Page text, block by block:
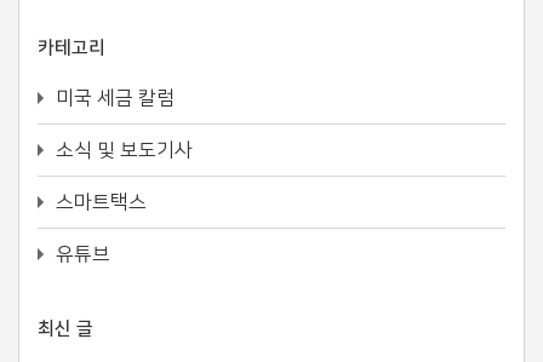
카테고리
미국 세금 칼럼
소식 및 보도기사
스마트택스
유튜브
최신 글